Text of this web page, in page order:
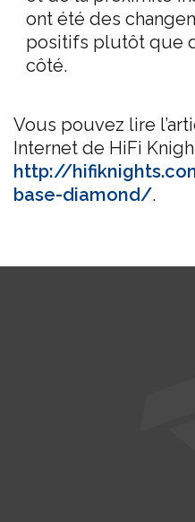
ont été des
positifs plutôt que
côté.
Vous pouvez lire
Internet de HiFi
http://
base-diamond/.